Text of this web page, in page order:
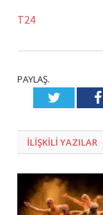
T24
PAYLAŞ.
Twitter
ILIŞKILI YAZILAR